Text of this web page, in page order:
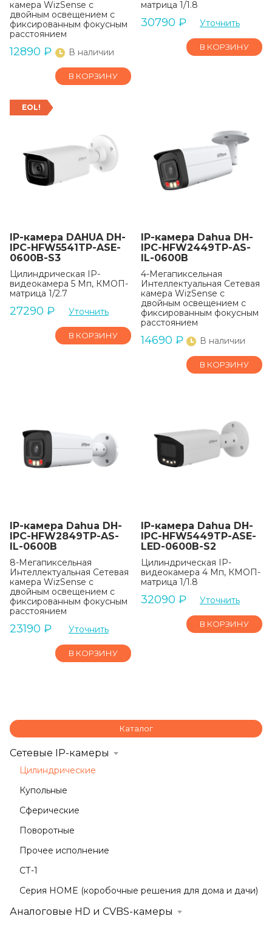
камера WizSense с
двойным освещением с
фиксированным фокусным
расстоянием
12890 ₽ В наличии
В КОРЗИНУ
матрица 1/1.8
30790 ₽ Уточнить
В КОРЗИНУ
EOL!
IP-камера DAHUA DH-
IPC-HFW5541TP-ASE-
0600B-S3
Цилиндрическая IP-
видеокамера 5 Мп, КМОП-
матрица 1/2.7
27290 ₽ Уточнить
В КОРЗИНУ
IP-камера Dahua DH-
IPC-HFW2449TP-AS-
IL-0600B
4-Мегапиксельная
Интеллектуальная Сетевая
камера WizSense с
двойным освещением с
фиксированным фокусным
расстоянием
14690 ₽ В наличии
В КОРЗИНУ
IP-камера Dahua DH-
IPC-HFW2849TP-AS-
IL-0600B
8-Мегапиксельная
Интеллектуальная Сетевая
камера WizSense с
двойным освещением с
фиксированным фокусным
расстоянием
23190 ₽ Уточнить
В КОРЗИНУ
IP-камера Dahua DH-
IPC-HFW5449TP-ASE-
LED-0600B-S2
Цилиндрическая IP-
видеокамера 4 Мп, КМОП-
матрица 1/1.8
32090 ₽ Уточнить
В КОРЗИНУ
Каталог
Сетевые IP-камеры
Цилиндрические
Купольные
Сферические
Поворотные
Прочее исполнение
СТ-1
Серия HOME (коробочные решения для дома и дачи)
Аналоговые HD и CVBS-камеры